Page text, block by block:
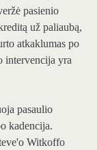
pasienio
už paliaubą,
atkaklumas po
intervencija yra
pasaulio
kadencija.
Witkoffo